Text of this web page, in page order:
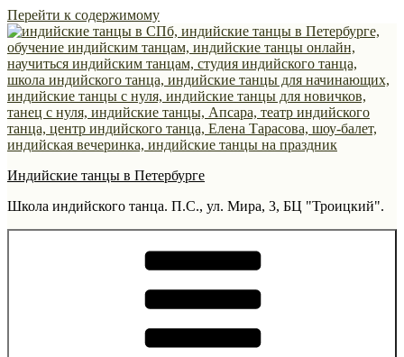
Перейти к содержимому
Индийские танцы в Петербурге
Школа индийского танца. П.С., ул. Мира, 3, БЦ "Троицкий".